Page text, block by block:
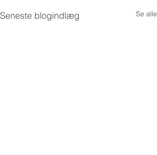
Seneste blogindlæg Se alle